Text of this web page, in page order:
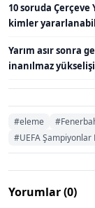
10 soruda
kimler
Yarım asır sonra
inanılmaz
#eleme
#UEFA Şampiyonlar
Yorumlar (0)